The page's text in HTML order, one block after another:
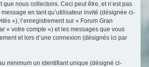
nous collectons. Ceci peut être, et n’est pas
en tant qu’utilisateur invité (désignée ci-
»), l’enregistrement sur « Forum Gran
« votre compte ») et les messages que vous
et lors d’une connexion (désignés ici par
minimum un identifiant unique (désigné ci-